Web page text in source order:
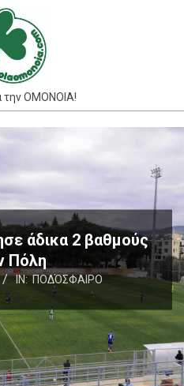
την ΟΜΟΝΟΙΑ!
άδικα 2 βαθμούς
Πόλη
IN: ΠΟΔΌΣΦΑΙΡΟ